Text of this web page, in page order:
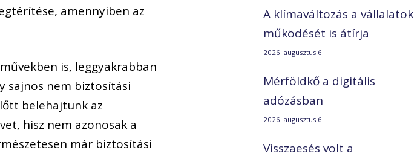
amennyiben az
is, leggyakrabban
sajnos nem biztosítási
belehajtunk az
hisz nem azonosak a
már biztosítási
A klímaváltozás a vállalatok
működését is átírja
2026. augusztus 6.
Mérföldkő a digitális
adózásban
2026. augusztus 6.
Visszaesés volt a